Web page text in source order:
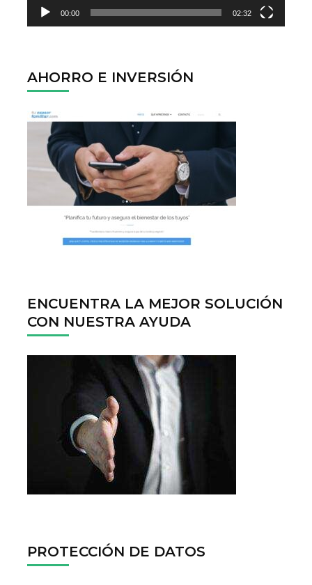
00:00 02:32
AHORRO E INVERSIÓN
ENCUENTRA LA MEJOR SOLUCIÓN
CON NUESTRA AYUDA
PROTECCIÓN DE DATOS